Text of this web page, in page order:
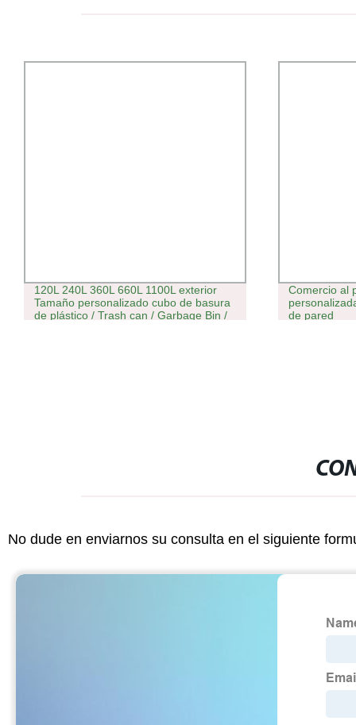
120L 240L 360L 660L 1100L exterior
Tamaño personalizado cubo de basura
de plástico / Trash can / Garbage Bin /
Comercio al
de pared
No dude en enviarnos su consulta en el siguiente